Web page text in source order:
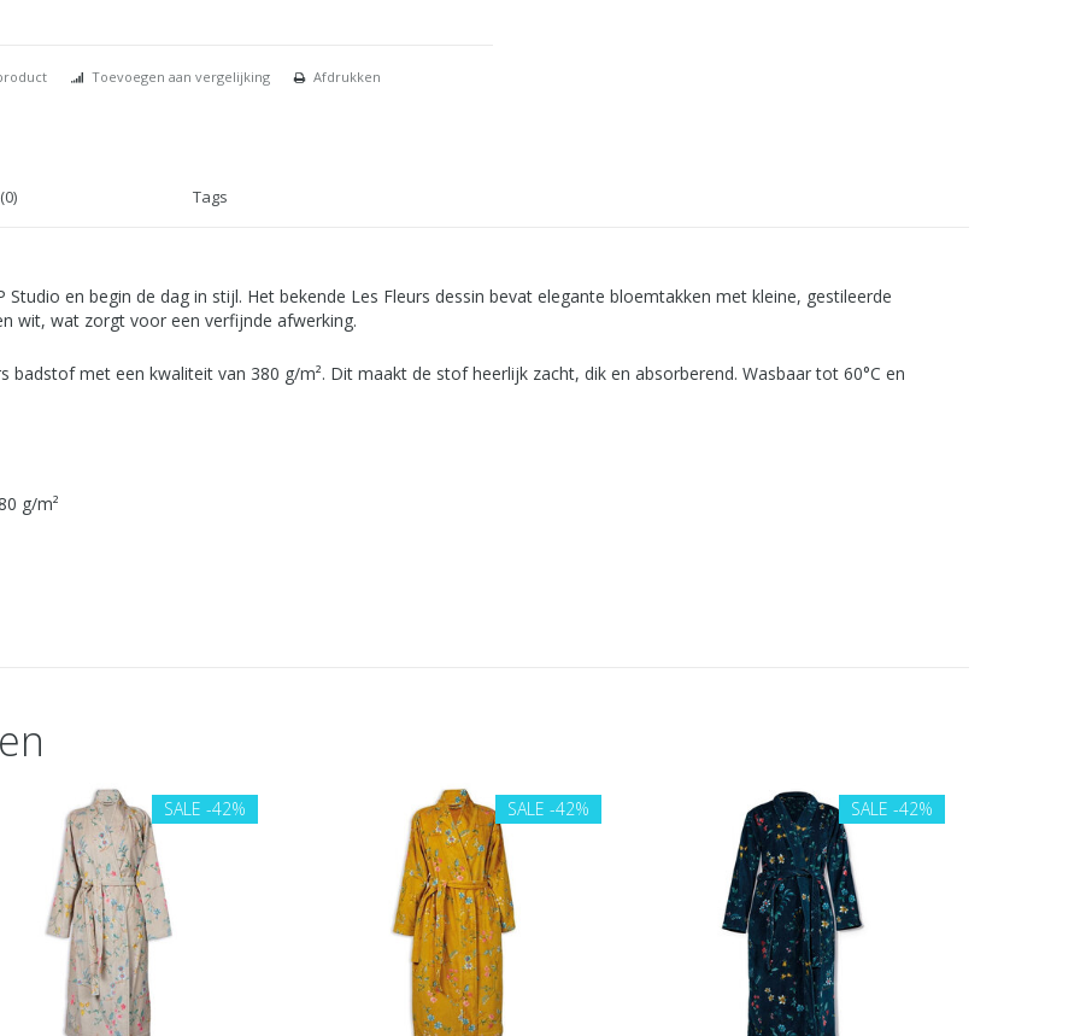
Toevoegen aan vergelijking Afdrukken
Tags
en begin de dag in stijl. Het bekende Les Fleurs dessin bevat elegante bloemtakken met kleine, gestileerde
wit, wat zorgt voor een verfijnde afwerking.
badstof met een kwaliteit van 380 g/m². Dit maakt de stof heerlijk zacht, dik en absorberend. Wasbaar tot 60°C en
g/m²
SALE -42% SALE -42% SALE -42%